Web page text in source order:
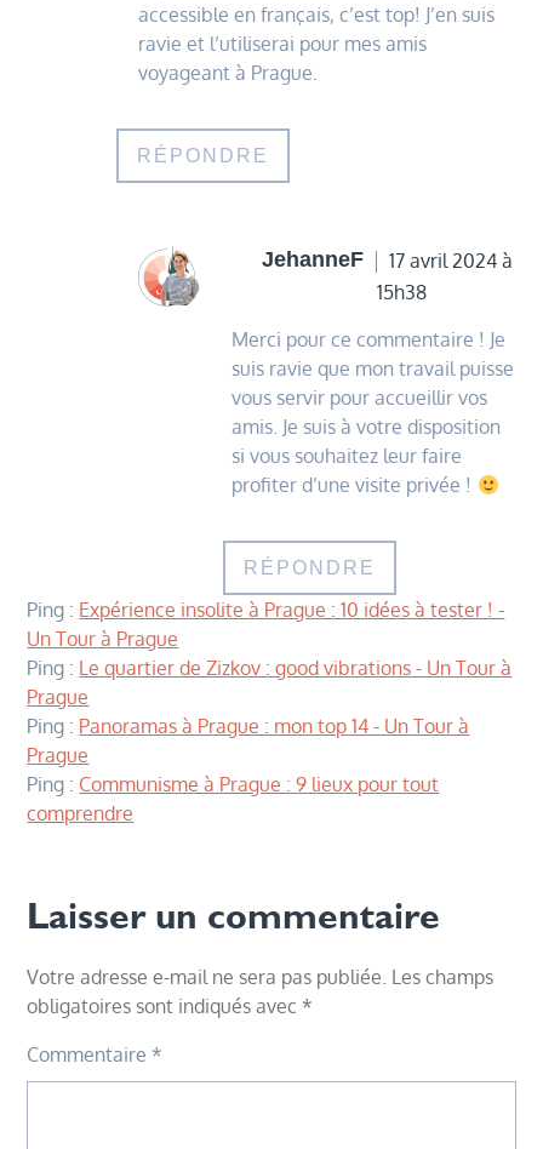
accessible en français, c’est top! J’en suis
ravie et l’utiliserai pour mes amis
voyageant à Prague.
RÉPONDRE
JehanneF
17 avril 2024 à
15h38
Merci pour ce commentaire ! Je
suis ravie que mon travail puisse
vous servir pour accueillir vos
amis. Je suis à votre disposition
si vous souhaitez leur faire
profiter d’une visite privée !
RÉPONDRE
Ping : Expérience insolite à Prague : 10 idées à tester ! -
Un Tour à Prague
Ping : Le quartier de Zizkov : good vibrations - Un Tour à
Prague
Ping : Panoramas à Prague : mon top 14 - Un Tour à
Prague
Ping : Communisme à Prague : 9 lieux pour tout
comprendre
Laisser un commentaire
Votre adresse e-mail ne sera pas publiée. Les champs
obligatoires sont indiqués avec *
Commentaire *